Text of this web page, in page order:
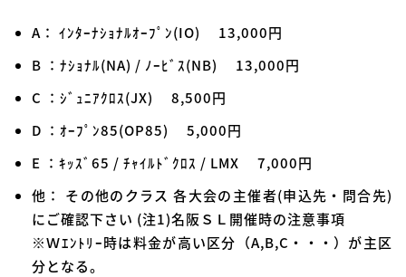
A： ｲﾝﾀｰﾅｼｮﾅﾙｵｰﾌﾟﾝ(IO) 13,000円
B ：ﾅｼｮﾅﾙ(NA) / ﾉｰﾋﾞｽ(NB) 13,000円
C ：ｼﾞｭﾆｱｸﾛｽ(JX) 8,500円
D ：ｵｰﾌﾟﾝ85(OP85) 5,000円
E ：ｷｯｽﾞ65 / ﾁｬｲﾙﾄﾞｸﾛｽ / LMX 7,000円
他： その他のクラス 各大会の主催者(申込先・問合先)
にご確認下さい (注1)名阪ＳＬ開催時の注意事項
※Ｗｴﾝﾄﾘｰ時は料金が高い区分（A,B,C・・・）が主区
分となる。